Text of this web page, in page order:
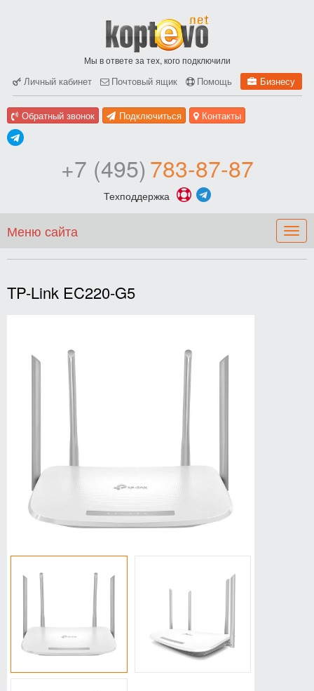
Мы в ответе за тех, кого подключили
Личный кабинет Почтовый ящик Помощь Бизнесу
Обратный звонок Подключиться Контакты
+7 (495)783-87-87
Техподдержка
Меню сайта
TP-Link EC220-G5